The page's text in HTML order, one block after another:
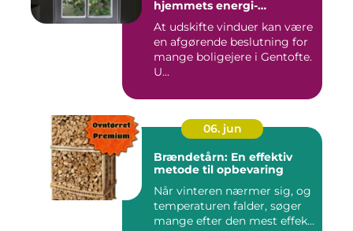
hjemmets energi-
At udskifte vinduer kan være
en afgørende beslutning for
mange boligejere i Gentofte.
U...
06. jun
Brændetårn: En effektiv
metode til opbevaring
Når vinteren nærmer sig, og
temperaturen falder, søger
mange efter den mest effek...